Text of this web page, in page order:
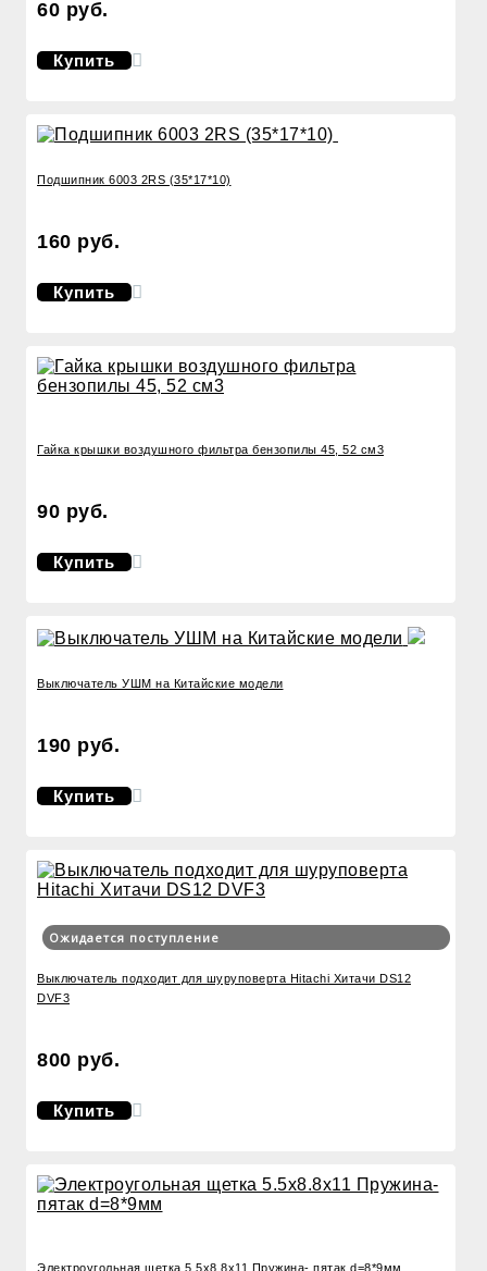
60 руб.
Купить
Подшипник 6003 2RS (35*17*10)
160 руб.
Купить
Гайка крышки воздушного фильтра бензопилы 45, 52 см3
90 руб.
Купить
Выключатель УШМ на Китайские модели
190 руб.
Купить
Ожидается поступление
Выключатель подходит для шуруповерта Hitachi Хитачи DS12
DVF3
800 руб.
Купить
Электроугольная щетка 5.5x8.8x11 Пружина- пятак d=8*9мм